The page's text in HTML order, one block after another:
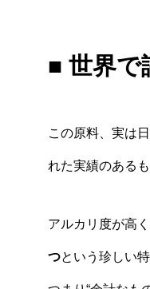
■ 世界で
この原料、実は
れた実績のあるも
アルカリ度が高
つという珍しい